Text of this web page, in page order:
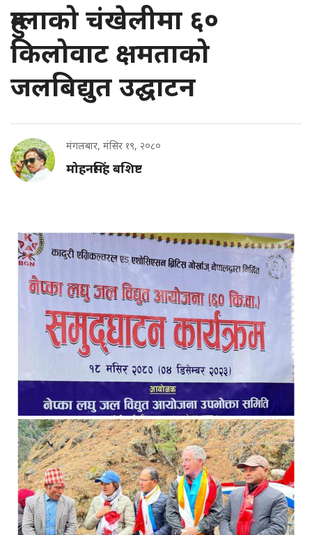
हुम्लाको चंखेलीमा ६०
किलोवाट क्षमताको
जलबिद्युत उद्घाटन
मंगलबार, मंसिर १९, २०८०
मोहनसिंह बशिष्ट